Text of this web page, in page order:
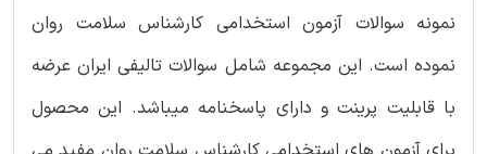
نمونه سوالات آزمون استخدامی کارشناس سلامت روان
نموده است. این مجموعه شامل سوالات تالیفی ایران عرضه
با قابلیت پرینت و دارای پاسخنامه میباشد. این محصول